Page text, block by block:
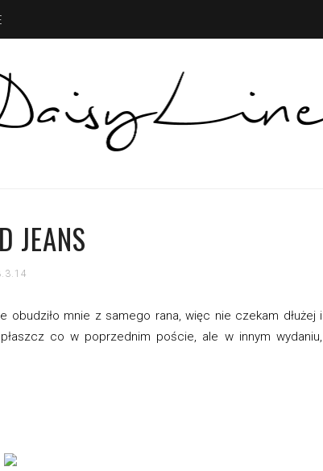
JEANS
obudziło mnie z samego rana, więc nie czekam dłużej i
co w poprzednim poście, ale w innym wydaniu,